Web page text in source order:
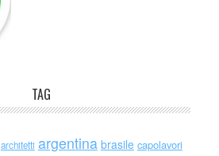
TAG
architetti argentina brasile capolavori